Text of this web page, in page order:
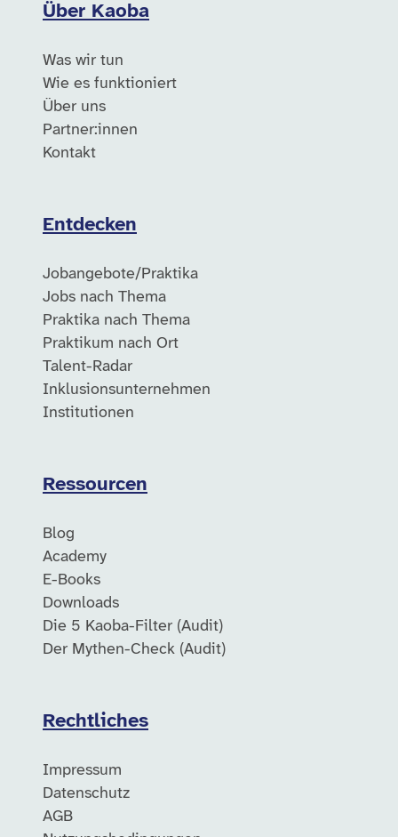
Über Kaoba
Was wir tun
Wie es funktioniert
Über uns
Partner:innen
Kontakt
Entdecken
Jobangebote/Praktika
Jobs nach Thema
Praktika nach Thema
Praktikum nach Ort
Talent-Radar
Inklusionsunternehmen
Institutionen
Ressourcen
Blog
Academy
E-Books
Downloads
Die 5 Kaoba-Filter (Audit)
Der Mythen-Check (Audit)
Rechtliches
Impressum
Datenschutz
AGB